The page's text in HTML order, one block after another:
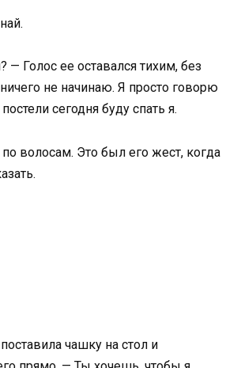
— Голос ее оставался тихим, без
не начинаю. Я просто говорю
сегодня буду спать я.
волосам. Это был его жест, когда
чашку на стол и